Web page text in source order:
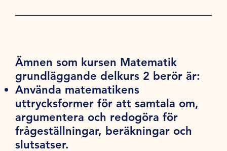
Ämnen som kursen Matematik
grundläggande delkurs 2 berör är:
Använda matematikens
uttrycksformer för att samtala om,
argumentera och redogöra för
frågeställningar, beräkningar och
slutsatser.